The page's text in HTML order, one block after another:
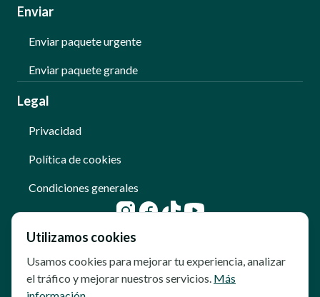
Enviar
Enviar paquete urgente
Enviar paquete grande
Legal
Privacidad
Política de cookies
Condiciones generales
Utilizamos cookies
Usamos cookies para mejorar tu experiencia, analizar
el tráfico y mejorar nuestros servicios. Más